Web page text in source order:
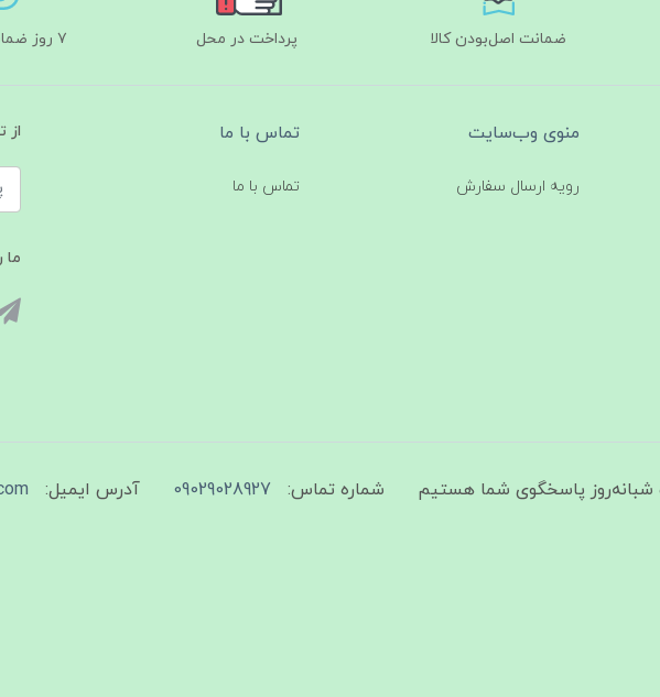
ضمانت اصل‌بودن کالا پرداخت در محل ۷ روز ضمانت بازگشت
منوی وب‌سایت
رویه ارسال سفارش
تماس با ما
تماس با ما
از
ما
شماره تماس: 09029028927 آدرس ایمیل: